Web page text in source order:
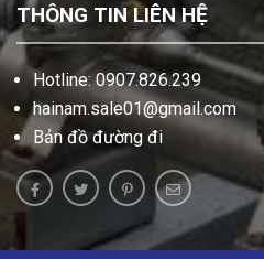
THÔNG TIN LIÊN HỆ
Hotline: 0907.826.239
hainam.sale01@gmail.com
Bản đồ đường đi